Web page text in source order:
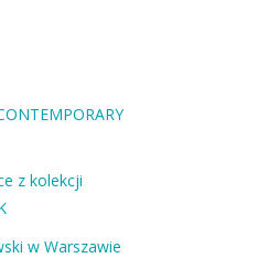
z kolekcji
w Warszawie